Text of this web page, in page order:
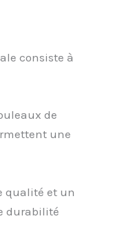
consiste à
de
une
qualité et un
durabilité